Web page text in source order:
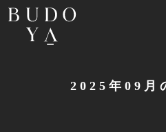
2025年09月